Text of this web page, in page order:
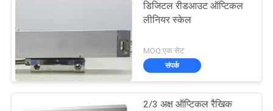
डिजिटल रीडआउट ऑप्टिकल
लीनियर स्केल
MOQ:एक सेट
संपर्क
2/3 अक्ष ऑप्टिकल रैखिक